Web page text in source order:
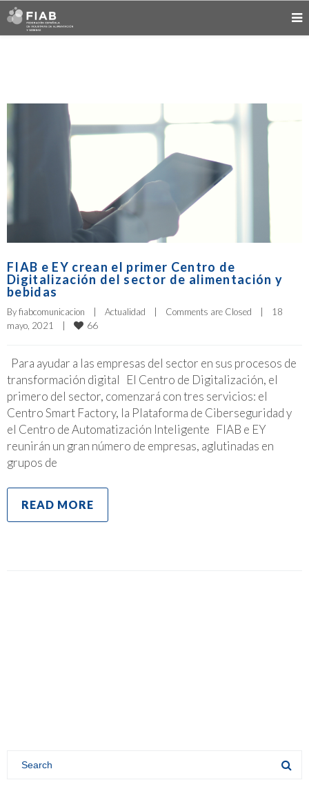
FIAB e EY crean el primer Centro de
Digitalización del sector de alimentación y
bebidas
By fiabcomunicacion Actualidad Comments are Closed
18
mayo, 2021
66
Para ayudar a las empresas del sector en sus procesos de
transformación digital El Centro de Digitalización, el
primero del sector, comenzará con tres servicios: el
Centro Smart Factory, la Plataforma de Ciberseguridad y
el Centro de Automatización Inteligente FIAB e EY
reunirán un gran número de empresas, aglutinadas en
grupos de
READ MORE